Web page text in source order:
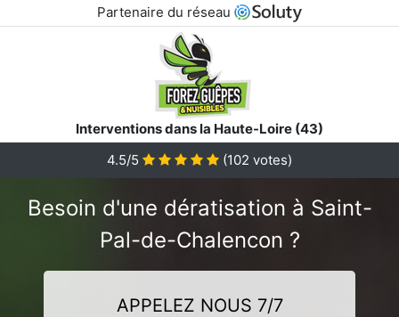
Partenaire du réseau
Interventions dans la Haute-Loire (43)
4.5/5 (102 votes)
Besoin d'une dératisation à Saint-
Pal-de-Chalencon ?
APPELEZ NOUS 7/7